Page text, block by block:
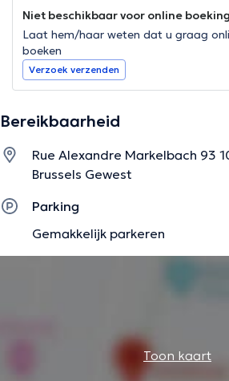
Niet beschikbaar voor online
Laat hem/haar weten dat u graag
boeken
Verzoek verzenden
Bereikbaarheid
Rue Alexandre Markelbach 93
Brussels Gewest
Parking
Gemakkelijk parkeren
Toon kaart